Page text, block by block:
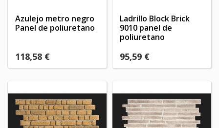
Azulejo metro negro
Panel de poliuretano
118,58 €
Ladrillo Block Brick
9010 panel de
poliuretano
95,59 €